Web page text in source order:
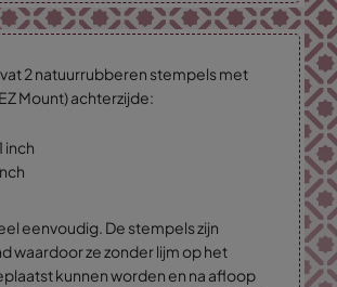
2 natuurrubberen stempels met
Mount) achterzijde:
inch
eenvoudig. De stempels zijn
waardoor ze zonder lijm op het
kunnen worden en na afloop